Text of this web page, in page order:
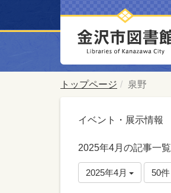
トップページ 泉野
イベント・展示情報
2025年4月の記事一覧
2025年4月 50件